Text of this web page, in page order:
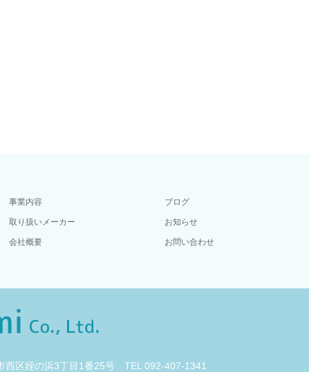
事業内容
取り扱いメーカー
会社概要
ブログ
お知らせ
お問い合わせ
西区姪の浜3丁目1番25号 TEL 092-407-1341